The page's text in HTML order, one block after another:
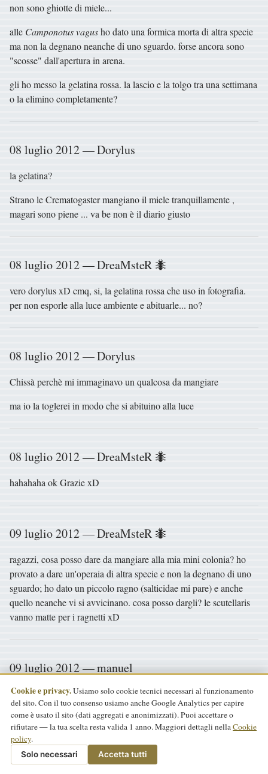
non sono ghiotte di miele...
alle Camponotus vagusho dato una formica morta di altra specie
ma non la degnano neanche di uno sguardo. forse ancora sono
"scosse" dall'apertura in arena.
gli ho messo la gelatina rossa. la lascio e la tolgo tra una settimana
o la elimino completamente?
08 luglio 2012 — Dorylus
la gelatina?
Strano le Crematogaster mangiano il miele tranquillamente ,
magari sono piene ... va be non è il diario giusto
08 luglio 2012 — DreaMsteR 🐜
vero dorylus xD cmq, si, la gelatina rossa che uso in fotografia.
per non esporle alla luce ambiente e abituarle... no?
08 luglio 2012 — Dorylus
Chissà perchè mi immaginavo un qualcosa da mangiare
ma io la toglerei in modo che si abituino alla luce
08 luglio 2012 — DreaMsteR 🐜
hahahaha ok Grazie xD
09 luglio 2012 — DreaMsteR 🐜
ragazzi, cosa posso dare da mangiare alla mia mini colonia? ho
provato a dare un'operaia di altra specie e non la degnano di uno
sguardo; ho dato un piccolo ragno (salticidae mi pare) e anche
quello neanche vi si avvicinano. cosa posso dargli? le scutellaris
vanno matte per i ragnetti xD
09 luglio 2012 — manuel
Io proverei a dargli un moscerino o zanzara, sempre ben accetti da
colonie piccole.
Anche il miele é ben accetto..
Cookie e privacy.Usiamo solo cookie tecnici necessari al funzionamento
del sito. Con il tuo consenso usiamo anche Google Analytics per capire
come è usato il sito (dati aggregati e anonimizzati). Puoi accettare o
rifiutare — la tua scelta resta valida 1 anno. Maggiori dettagli nellaCookie
policy.
Solo necessari Accetta tutti